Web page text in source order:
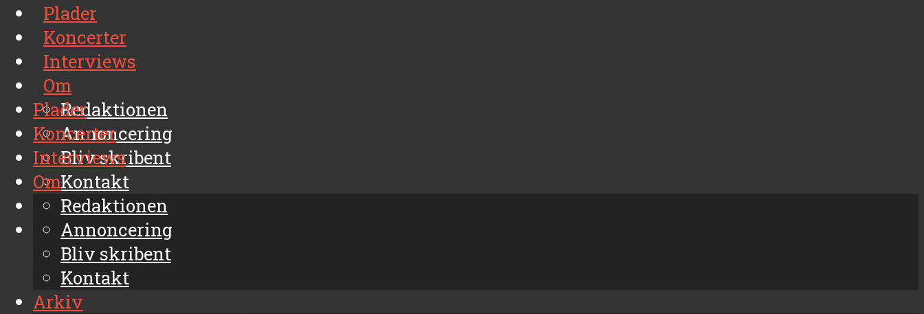
Plader
Koncerter
Interviews
Om
Redaktionen
Annoncering
Bliv skribent
Kontakt
Arkiv
Plader
Koncerter
Interviews
Om
Redaktionen
Annoncering
Bliv skribent
Kontakt
Arkiv